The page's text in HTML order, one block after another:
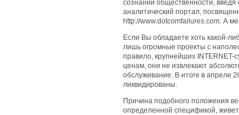
сознании общественности,
аналитический портал,
http://www.dotcomfailures.com. А
Если Вы обладаете хоть какой-
лишь огромные проекты с
правило, крупнейших
ценам, они не извлекают
обслуживание. В итоге в апреле
ликвидированы.
Причина подобного положения
определенной спецификой,